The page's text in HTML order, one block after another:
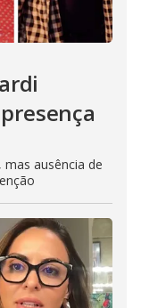
ausência de